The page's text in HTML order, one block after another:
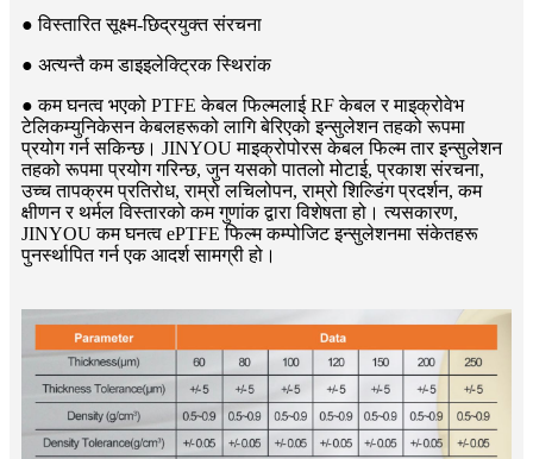
● विस्तारित सूक्ष्म-छिद्रयुक्त संरचना
● अत्यन्तै कम डाइइलेक्ट्रिक स्थिरांक
● कम घनत्व भएको PTFE केबल फिल्मलाई RF केबल र माइक्रोवेभ
टेलिकम्युनिकेसन केबलहरूको लागि बेरिएको इन्सुलेशन तहको रूपमा
प्रयोग गर्न सकिन्छ। JINYOU माइक्रोपोरस केबल फिल्म तार इन्सुलेशन
तहको रूपमा प्रयोग गरिन्छ, जुन यसको पातलो मोटाई, प्रकाश संरचना,
उच्च तापक्रम प्रतिरोध, राम्रो लचिलोपन, राम्रो शिल्डिंग प्रदर्शन, कम
क्षीणन र थर्मल विस्तारको कम गुणांक द्वारा विशेषता हो। त्यसकारण,
JINYOU कम घनत्व ePTFE फिल्म कम्पोजिट इन्सुलेशनमा संकेतहरू
पुनर्स्थापित गर्न एक आदर्श सामग्री हो।